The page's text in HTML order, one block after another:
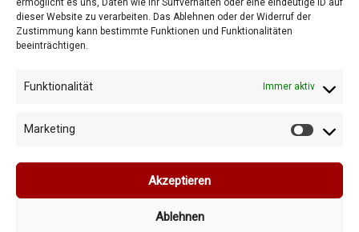
ermöglicht es uns, Daten wie Ihr Surfverhalten oder eine eindeutige ID auf
dieser Website zu verarbeiten. Das Ablehnen oder der Widerruf der
Zustimmung kann bestimmte Funktionen und Funktionalitäten
beeinträchtigen.
Funktionalität Immer aktiv
Marketing
Akzeptieren
Ablehnen
Allgemeine Geschäftsbedingungen
Datenschutzrichtlinie
Copyright © 2026 Vybo-verkauf.de